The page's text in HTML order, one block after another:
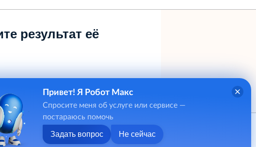
результат её
Привет! Я Робот Макс
Спросите меня об услуге или сервисе —
постараюсь помочь
Задать вопрос Не сейчас